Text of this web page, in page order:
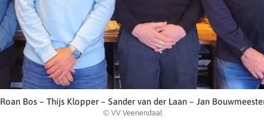
Roan Bos – Thijs Klopper – Sander van der Laan – Jan
© VV Veenendaal